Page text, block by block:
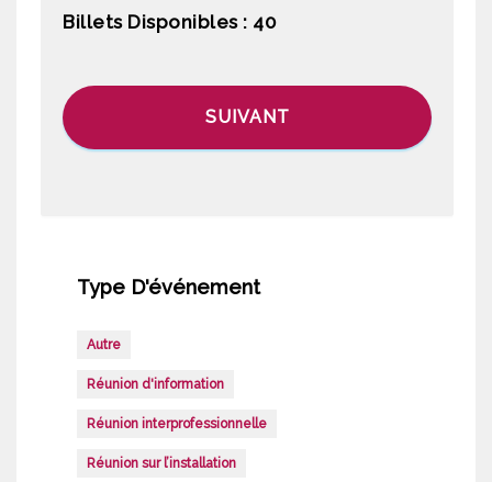
Billets Disponibles : 40
SUIVANT
Type D'événement
Autre
Réunion d'information
Réunion interprofessionnelle
Réunion sur l’installation